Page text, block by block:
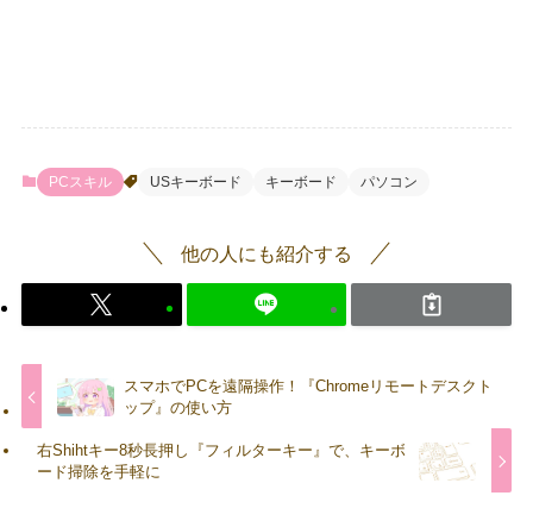
PCスキル USキーボード キーボード パソコン
他の人にも紹介する
スマホでPCを遠隔操作！『Chromeリモートデスクト
ップ』の使い方
右Shihtキー8秒長押し『フィルターキー』で、キーボ
ード掃除を手軽に